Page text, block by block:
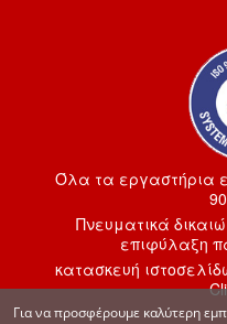
Όλα τα εργαστήρια
Πνευματικά
επιφύλαξη
κατασκευή
Για να προσφέρουμε καλύτερη